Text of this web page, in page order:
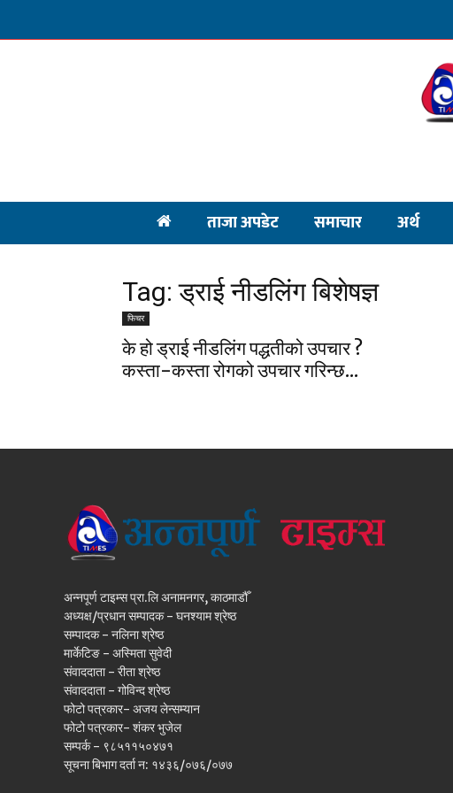
ताजा अपडेट समाचार अर्थ
Tag: ड्राई नीडलिंग बिशेषज्ञ
फिचर
के हो ड्राई नीडलिंग पद्धतीको उपचार ?
कस्ता-कस्ता रोगको उपचार गरिन्छ...
अन्नपूर्ण टाइम्स प्रा.लि अनामनगर, काठमाडौँ
अध्यक्ष/प्रधान सम्पादक - घनश्याम श्रेष्ठ
सम्पादक - नलिना श्रेष्ठ
मार्केटिङ - अस्मिता सुवेदी
संवाददाता - रीता श्रेष्ठ
संवाददाता - गोविन्द श्रेष्ठ
फोटो पत्रकार- अजय लेन्सम्यान
फोटो पत्रकार- शंकर भुजेल
सम्पर्क - ९८५११५०४७१
सूचना बिभाग दर्ता न: १४३६/०७६/०७७